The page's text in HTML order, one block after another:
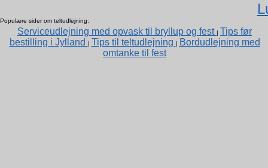
Populære sider om teltudlejning:
Serviceudlejning med opvask til bryllup og fest Tips før
bestilling i Jylland
Tips til teltudlejning
Bordudlejning med
omtanke til fest